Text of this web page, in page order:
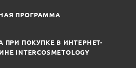
ПРОГРАММА
ПРИ ПОКУПКЕ В ИНТЕРНЕТ-
INTERCOSMETOLOGY